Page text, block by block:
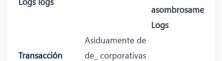
asombrosamente
Logs
Transacción
Asiduamente de
de_ corporativas